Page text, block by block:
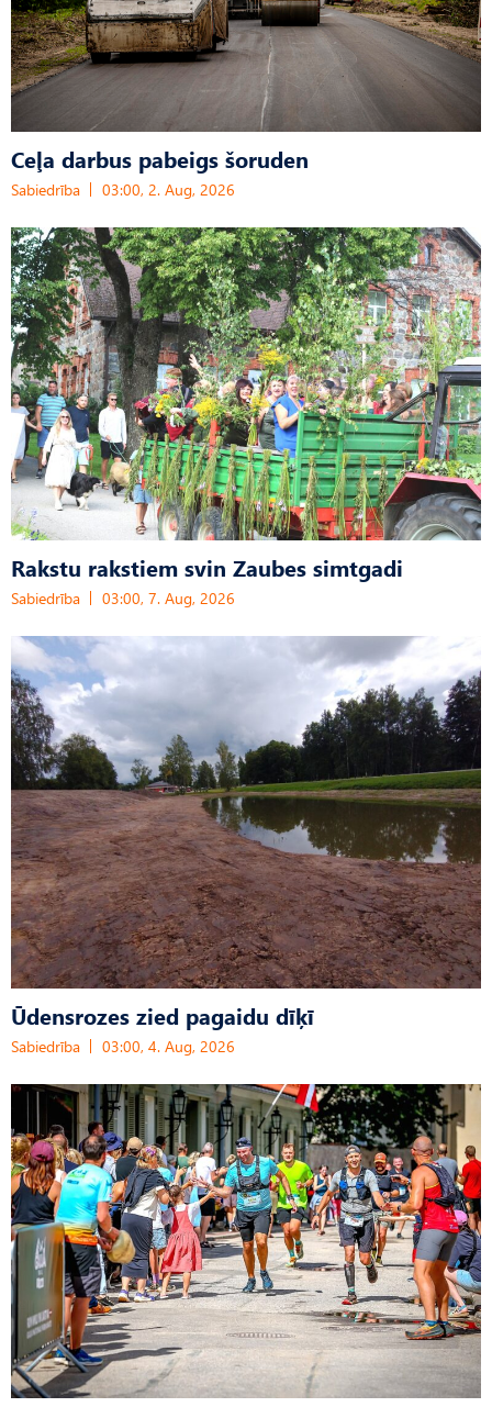
Ceļa darbus pabeigs šoruden
Sabiedrība 03:00, 2. Aug, 2026
Rakstu rakstiem svin Zaubes simtgadi
Sabiedrība 03:00, 7. Aug, 2026
Ūdensrozes zied pagaidu dīķī
Sabiedrība 03:00, 4. Aug, 2026